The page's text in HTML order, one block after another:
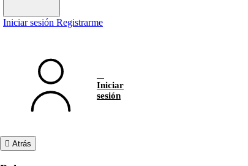
Iniciar sesión Registrarme
Iniciar
sesión
Atrás